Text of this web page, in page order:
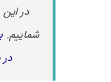
در
شماییم.